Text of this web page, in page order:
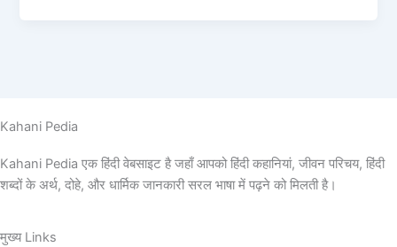
Kahani Pedia
Kahani Pedia एक हिंदी वेबसाइट है जहाँ आपको हिंदी कहानियां, जीवन परिचय, हिंदी
शब्दों के अर्थ, दोहे, और धार्मिक जानकारी सरल भाषा में पढ़ने को मिलती है।
मुख्य Links